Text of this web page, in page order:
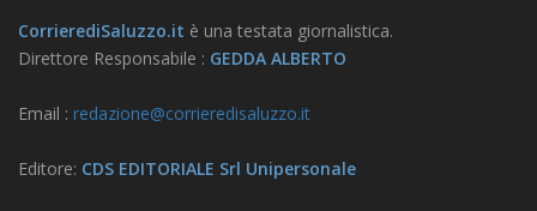
CorrierediSaluzzo.it è una testata giornalistica.
Direttore Responsabile : GEDDA ALBERTO
Email : redazione@corrieredisaluzzo.it
Editore: CDS EDITORIALE Srl Unipersonale